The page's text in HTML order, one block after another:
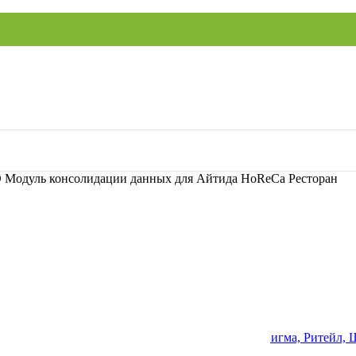
консолидации данных для Айтида HoReCa Ресторан